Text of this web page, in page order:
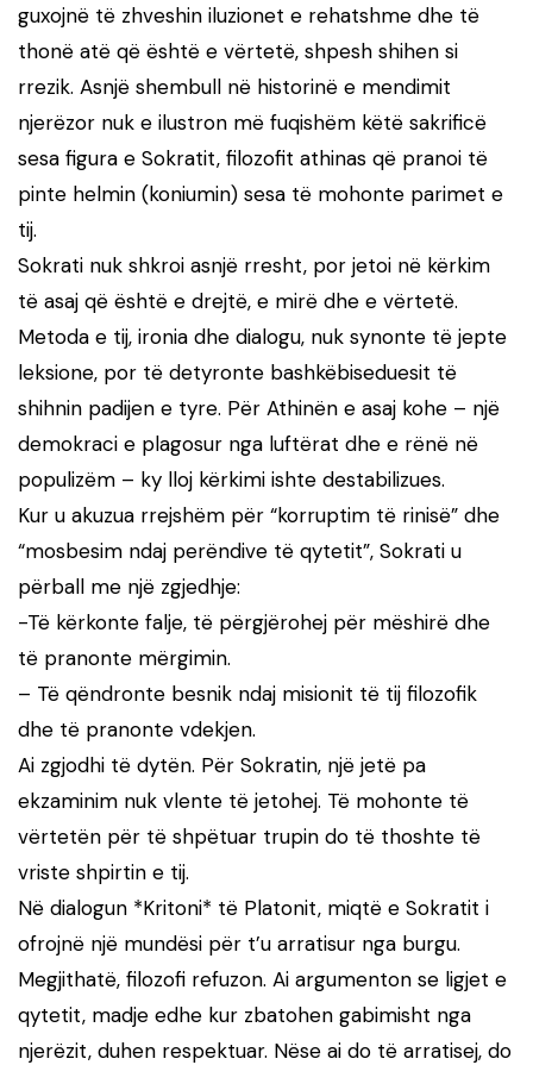
guxojnë të zhveshin iluzionet e rehatshme dhe të
thonë atë që është e vërtetë, shpesh shihen si
rrezik. Asnjë shembull në historinë e mendimit
njerëzor nuk e ilustron më fuqishëm këtë sakrificë
sesa figura e Sokratit, filozofit athinas që pranoi të
pinte helmin (koniumin) sesa të mohonte parimet e
tij.
Sokrati nuk shkroi asnjë rresht, por jetoi në kërkim
të asaj që është e drejtë, e mirë dhe e vërtetë.
Metoda e tij, ironia dhe dialogu, nuk synonte të jepte
leksione, por të detyronte bashkëbiseduesit të
shihnin padijen e tyre. Për Athinën e asaj kohe – një
demokraci e plagosur nga luftërat dhe e rënë në
populizëm – ky lloj kërkimi ishte destabilizues.
Kur u akuzua rrejshëm për “korruptim të rinisë” dhe
“mosbesim ndaj perëndive të qytetit”, Sokrati u
përball me një zgjedhje:
-Të kërkonte falje, të përgjërohej për mëshirë dhe
të pranonte mërgimin.
– Të qëndronte besnik ndaj misionit të tij filozofik
dhe të pranonte vdekjen.
Ai zgjodhi të dytën. Për Sokratin, një jetë pa
ekzaminim nuk vlente të jetohej. Të mohonte të
vërtetën për të shpëtuar trupin do të thoshte të
vriste shpirtin e tij.
Në dialogun *Kritoni* të Platonit, miqtë e Sokratit i
ofrojnë një mundësi për t’u arratisur nga burgu.
Megjithatë, filozofi refuzon. Ai argumenton se ligjet e
qytetit, madje edhe kur zbatohen gabimisht nga
njerëzit, duhen respektuar. Nëse ai do të arratisej, do